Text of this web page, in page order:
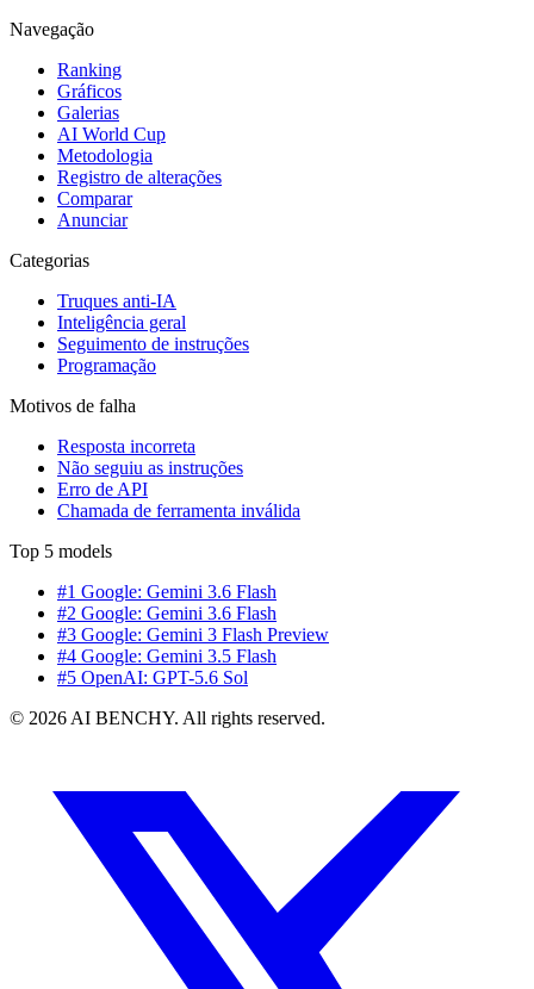
Navegação
Ranking
Gráficos
Galerias
AI World Cup
Metodologia
Registro de alterações
Comparar
Anunciar
Categorias
Truques anti-IA
Inteligência geral
Seguimento de instruções
Programação
Motivos de falha
Resposta incorreta
Não seguiu as instruções
Erro de API
Chamada de ferramenta inválida
Top 5 models
#1 Google: Gemini 3.6 Flash
#2 Google: Gemini 3.6 Flash
#3 Google: Gemini 3 Flash Preview
#4 Google: Gemini 3.5 Flash
#5 OpenAI: GPT-5.6 Sol
© 2026 AI BENCHY. All rights reserved.